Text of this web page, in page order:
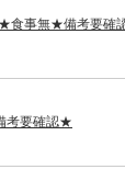
★食事無★備考要確
考要確認★